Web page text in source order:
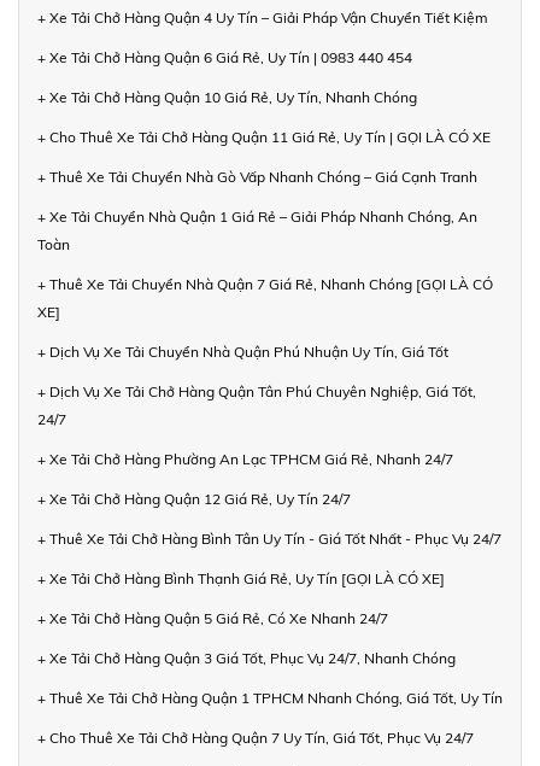
+ Xe Tải Chở Hàng Quận 4 Uy Tín – Giải Pháp Vận Chuyển Tiết Kiệm
+ Xe Tải Chở Hàng Quận 6 Giá Rẻ, Uy Tín | 0983 440 454
+ Xe Tải Chở Hàng Quận 10 Giá Rẻ, Uy Tín, Nhanh Chóng
+ Cho Thuê Xe Tải Chở Hàng Quận 11 Giá Rẻ, Uy Tín | GỌI LÀ CÓ XE
+ Thuê Xe Tải Chuyển Nhà Gò Vấp Nhanh Chóng – Giá Cạnh Tranh
+ Xe Tải Chuyển Nhà Quận 1 Giá Rẻ – Giải Pháp Nhanh Chóng, An
Toàn
+ Thuê Xe Tải Chuyển Nhà Quận 7 Giá Rẻ, Nhanh Chóng [GỌI LÀ CÓ
XE]
+ Dịch Vụ Xe Tải Chuyển Nhà Quận Phú Nhuận Uy Tín, Giá Tốt
+ Dịch Vụ Xe Tải Chở Hàng Quận Tân Phú Chuyên Nghiệp, Giá Tốt,
24/7
+ Xe Tải Chở Hàng Phường An Lạc TPHCM Giá Rẻ, Nhanh 24/7
+ Xe Tải Chở Hàng Quận 12 Giá Rẻ, Uy Tín 24/7
+ Thuê Xe Tải Chở Hàng Bình Tân Uy Tín - Giá Tốt Nhất - Phục Vụ 24/7
+ Xe Tải Chở Hàng Bình Thạnh Giá Rẻ, Uy Tín [GỌI LÀ CÓ XE]
+ Xe Tải Chở Hàng Quận 5 Giá Rẻ, Có Xe Nhanh 24/7
+ Xe Tải Chở Hàng Quận 3 Giá Tốt, Phục Vụ 24/7, Nhanh Chóng
+ Thuê Xe Tải Chở Hàng Quận 1 TPHCM Nhanh Chóng, Giá Tốt, Uy Tín
+ Cho Thuê Xe Tải Chở Hàng Quận 7 Uy Tín, Giá Tốt, Phục Vụ 24/7